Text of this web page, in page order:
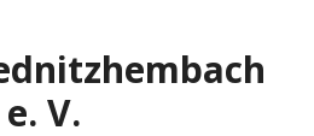
e. V.